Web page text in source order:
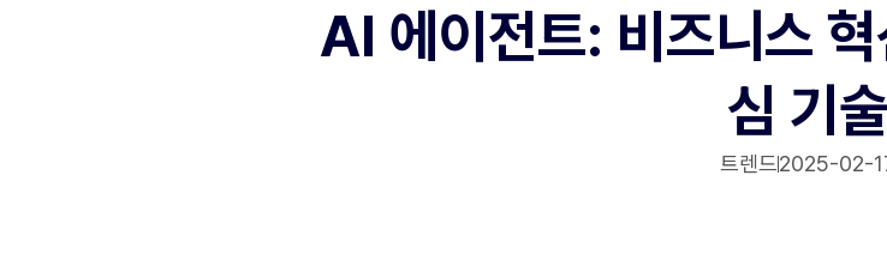
AI 에이전트: 비즈니스
심 기술
트렌드2025-02-